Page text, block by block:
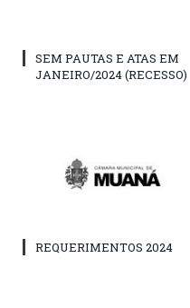
SEM PAUTAS E ATAS EM
JANEIRO/2024 (RECESSO)
REQUERIMENTOS 2024